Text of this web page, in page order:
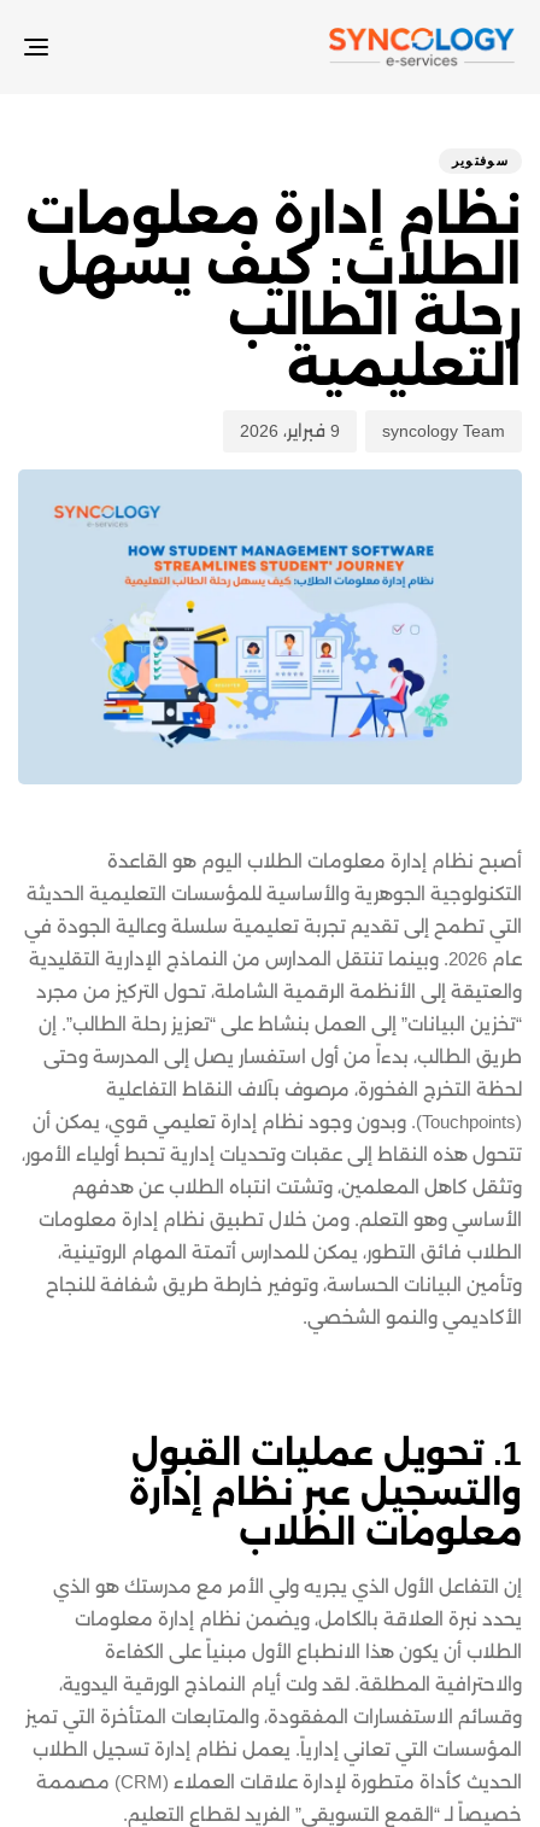
سوفتوير
نظام إدارة معلومات
الطلاب: كيف يسهل
رحلة الطالب
التعليمية
syncology Team 9 فبراير، 2026
أصبح نظام إدارة معلومات الطلاب اليوم هو القاعدة
التكنولوجية الجوهرية والأساسية للمؤسسات التعليمية الحديثة
التي تطمح إلى تقديم تجربة تعليمية سلسلة وعالية الجودة في
عام 2026. وبينما تنتقل المدارس من النماذج الإدارية التقليدية
والعتيقة إلى الأنظمة الرقمية الشاملة، تحول التركيز من مجرد
“تخزين البيانات” إلى العمل بنشاط على “تعزيز رحلة الطالب”. إن
طريق الطالب، بدءاً من أول استفسار يصل إلى المدرسة وحتى
لحظة التخرج الفخورة، مرصوف بآلاف النقاط التفاعلية
(Touchpoints). وبدون وجود نظام إدارة تعليمي قوي، يمكن أن
تتحول هذه النقاط إلى عقبات وتحديات إدارية تحبط أولياء الأمور،
وتثقل كاهل المعلمين، وتشتت انتباه الطلاب عن هدفهم
الأساسي وهو التعلم. ومن خلال تطبيق نظام إدارة معلومات
الطلاب فائق التطور، يمكن للمدارس أتمتة المهام الروتينية،
وتأمين البيانات الحساسة، وتوفير خارطة طريق شفافة للنجاح
الأكاديمي والنمو الشخصي.
1. تحويل عمليات القبول
والتسجيل عبر نظام إدارة
معلومات الطلاب
إن التفاعل الأول الذي يجريه ولي الأمر مع مدرستك هو الذي
يحدد نبرة العلاقة بالكامل، ويضمن نظام إدارة معلومات
الطلاب أن يكون هذا الانطباع الأول مبنياً على الكفاءة
والاحترافية المطلقة. لقد ولت أيام النماذج الورقية اليدوية،
وقسائم الاستفسارات المفقودة، والمتابعات المتأخرة التي تميز
المؤسسات التي تعاني إدارياً. يعمل نظام إدارة تسجيل الطلاب
الحديث كأداة متطورة لإدارة علاقات العملاء (CRM) مصممة
خصيصاً لـ “القمع التسويقي” الفريد لقطاع التعليم.